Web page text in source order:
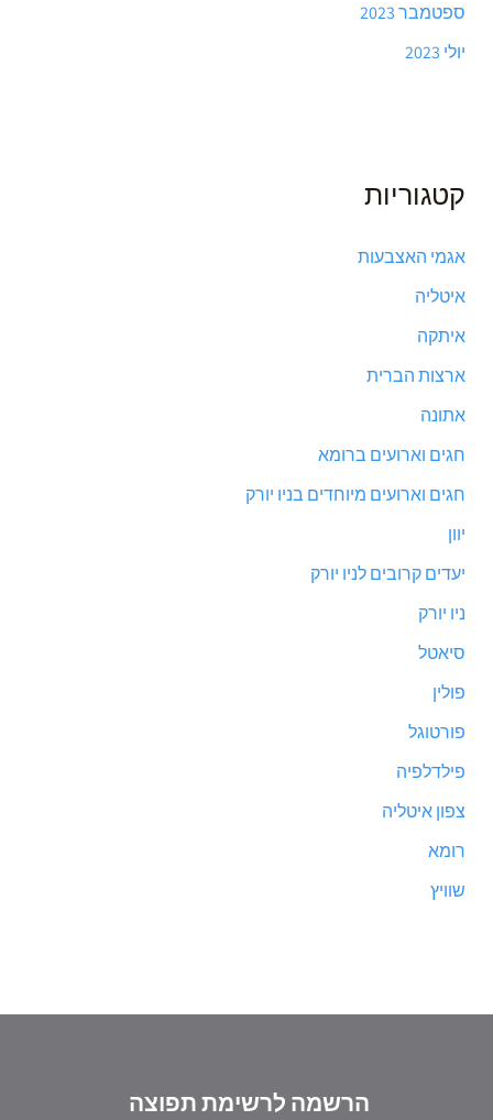
ספטמבר 2023
יולי 2023
קטגוריות
אגמי האצבעות
איטליה
איתקה
ארצות הברית
אתונה
חגים וארועים ברומא
חגים וארועים מיוחדים בניו יורק
יוון
יעדים קרובים לניו יורק
ניו יורק
סיאטל
פולין
פורטוגל
פילדלפיה
צפון איטליה
רומא
שוויץ
הרשמה לרשימת תפוצה